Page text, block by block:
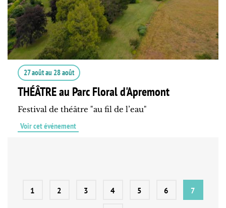
27 aoûtau 28 août
THÉÂTRE au Parc Floral d'Apremont
Festival de théâtre "au fil de l’eau"
Voir cet événement
1 2 3 4 5 6 7